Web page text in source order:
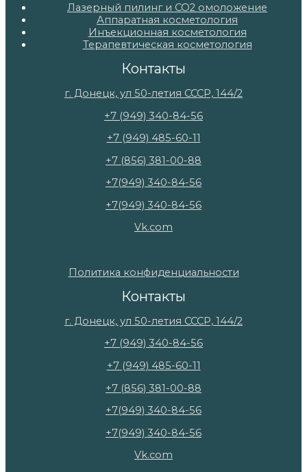
Лазерный пилинг и СО2 омоложение
Аппаратная косметология
Инъекционная косметология
Терапевтическая косметология
Контакты
г. Донецк, ул 50-летия СССР, 144/2
+7 (949) 340-84-56
+7 (949) 485-60-11
+7 (856) 381-00-88
+7(949) 340-84-56
+7(949) 340-84-56
Vk.com
Политика конфиденциальности
Контакты
г. Донецк, ул 50-летия СССР, 144/2
+7 (949) 340-84-56
+7 (949) 485-60-11
+7 (856) 381-00-88
+7(949) 340-84-56
+7(949) 340-84-56
Vk.com